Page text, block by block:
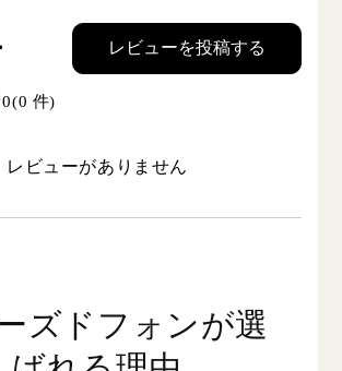
レビューを投稿する
0(0 件)
レビューがありません
ズドフォンが選